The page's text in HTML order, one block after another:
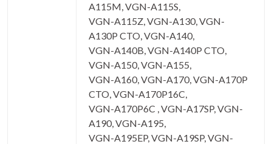
A115M, VGN-A115S,
VGN-A115Z, VGN-A130, VGN-
A130P CTO, VGN-A140,
VGN-A140B, VGN-A140P CTO,
VGN-A150, VGN-A155,
VGN-A160, VGN-A170, VGN-A170P
CTO, VGN-A170P16C,
VGN-A170P6C , VGN-A17SP, VGN-
A190, VGN-A195,
VGN-A195EP, VGN-A19SP, VGN-